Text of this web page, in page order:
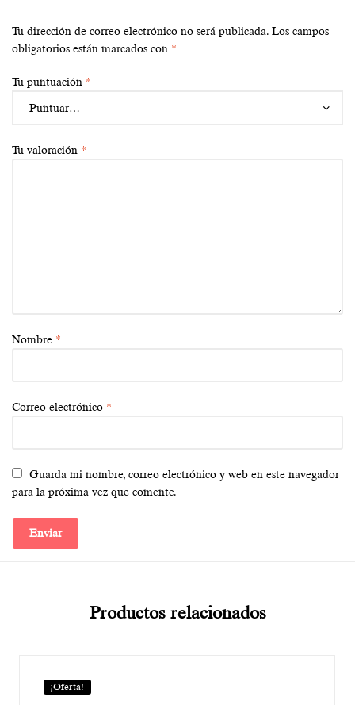
Tu dirección de correo electrónico no será publicada. Los campos
obligatorios están marcados con *
Tu puntuación *
Tu valoración *
Nombre *
Correo electrónico *
Guarda mi nombre, correo electrónico y web en este navegador
para la próxima vez que comente.
Productos relacionados
¡Oferta!